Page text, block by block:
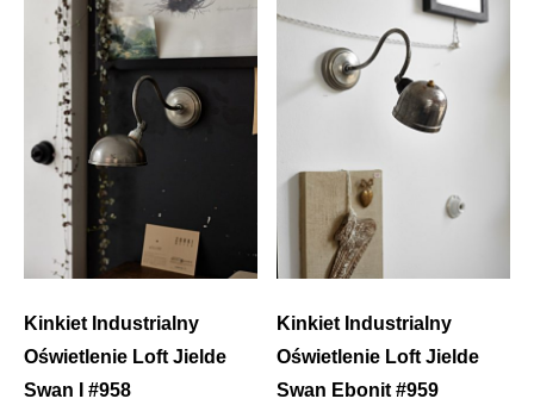
Kinkiet Industrialny
Oświetlenie Loft Jielde
Swan I #958
Kinkiet Industrialny
Oświetlenie Loft Jielde
Swan Ebonit #959